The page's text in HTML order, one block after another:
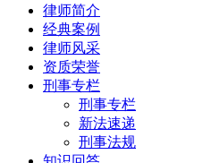
律师简介
经典案例
律师风采
资质荣誉
刑事专栏
刑事专栏
新法速递
刑事法规